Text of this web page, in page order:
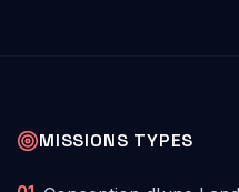
MISSIONS TYPES